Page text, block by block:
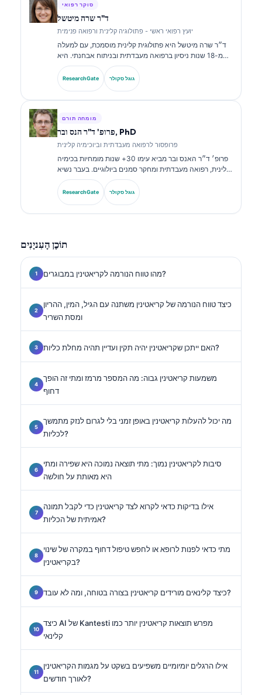
סוקר רפואי
ד"ר שרה מיטשל
יועץ רפואי ראשי - פתולוגיה קלינית ורפואה פנימית
ד״ר שרה מיטשל היא פתולוגית קלינית מוסמכת, עם למעלה
מ-18 שנות ניסיון ברפואה מעבדתית ובניתוח אבחנתי. היא
מחזיקה בהסמכות התמחות בכימיה קלינית, ופרסמה רבות על
לוחות סמנים ביולוגיים וניתוח מעבדתי במסגרת פרקטיקה
ResearchGate גוגל סקולר
מומחה תורם
פרופ' ד"ר הנס ובר, PhD
פרופסור לרפואה מעבדתית וביוכימיה קלינית
פרופ׳ ד״ר האנס ובר מביא עימו 30+ שנות מומחיות בכימיה
קלינית, רפואה מעבדתית ומחקר סמנים ביולוגיים. בעבר נשיא
האגודה הגרמנית לכימיה קלינית, הוא מתמחה בניתוח לוחות
אבחנתיים, בסטנדרטיזציה של סמנים ביולוגיים וברפואה
ResearchGate גוגל סקולר
תוֹכֶן הָעִניָנִים
מהו טווח הנורמה לקריאטינין במבוגרים?
כיצד טווח הנורמה של קריאטינין משתנה עם הגיל, המין, ההריון
ומסת השריר
האם ייתכן שקריאטינין יהיה תקין ועדיין תהיה מחלת כליות?
משמעות קריאטינין גבוה: מה המספר מרמז ומתי זה הופך
דחוף
מה יכול להעלות קריאטינין באופן זמני בלי לגרום לנזק מתמשך
לכליות?
סיבות לקריאטינין נמוך: מתי תוצאה נמוכה היא שפירה ומתי
היא מאותת על חולשה
אילו בדיקות כדאי לקרוא לצד קריאטינין כדי לקבל תמונה
אמיתית של הכליות?
מתי כדאי לפנות לרופא או לחפש טיפול דחוף במקרה של שינוי
בקריאטינין?
כיצד קלינאים מורידים קריאטינין בצורה בטוחה, ומה לא עובד?
כיצד AI של Kantesti מפרש תוצאות קריאטינין יותר כמו
קלינאי
אילו הרגלים יומיומיים משפיעים בשקט על מגמות הקריאטינין
לאורך חודשים?